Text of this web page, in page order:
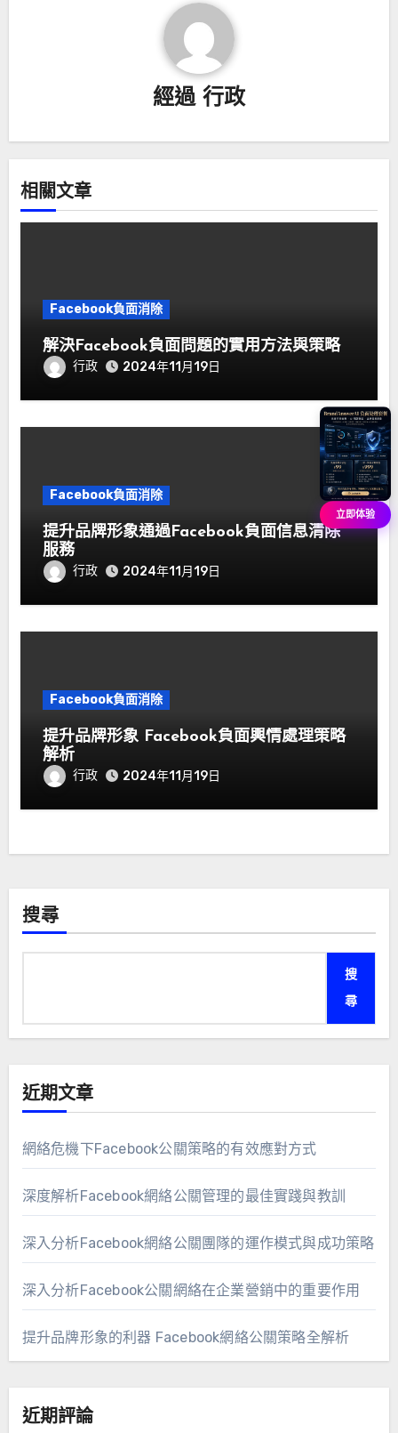
經過 行政
相關文章
Facebook負面消除
解決Facebook負面問題的實用方法與策略
行政 2024年11月19日
Facebook負面消除
提升品牌形象通過Facebook負面信息清除
服務
行政 2024年11月19日
Facebook負面消除
提升品牌形象 Facebook負面輿情處理策略
解析
行政 2024年11月19日
搜尋
搜
尋
近期文章
網絡危機下Facebook公關策略的有效應對方式
深度解析Facebook網絡公關管理的最佳實踐與教訓
深入分析Facebook網絡公關團隊的運作模式與成功策略
深入分析Facebook公關網絡在企業營銷中的重要作用
提升品牌形象的利器 Facebook網絡公關策略全解析
近期評論
立即体验